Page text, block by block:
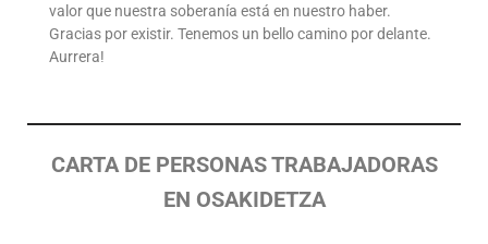
valor que nuestra soberanía está en nuestro haber.
Gracias por existir. Tenemos un bello camino por delante.
Aurrera!
CARTA DE PERSONAS TRABAJADORAS
EN OSAKIDETZA